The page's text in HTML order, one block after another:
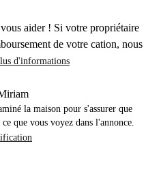
aider ! Si votre propriétaire
de votre cation, nous
d'informations
la maison pour s'assurer que
que vous voyez dans l'annonce.